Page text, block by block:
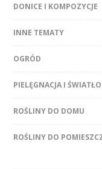
DONICE I KOMPOZYCJE
INNE TEMATY
OGRÓD
PIELĘGNACJA I ŚWIATŁO
ROŚLINY DO DOMU
ROŚLINY DO